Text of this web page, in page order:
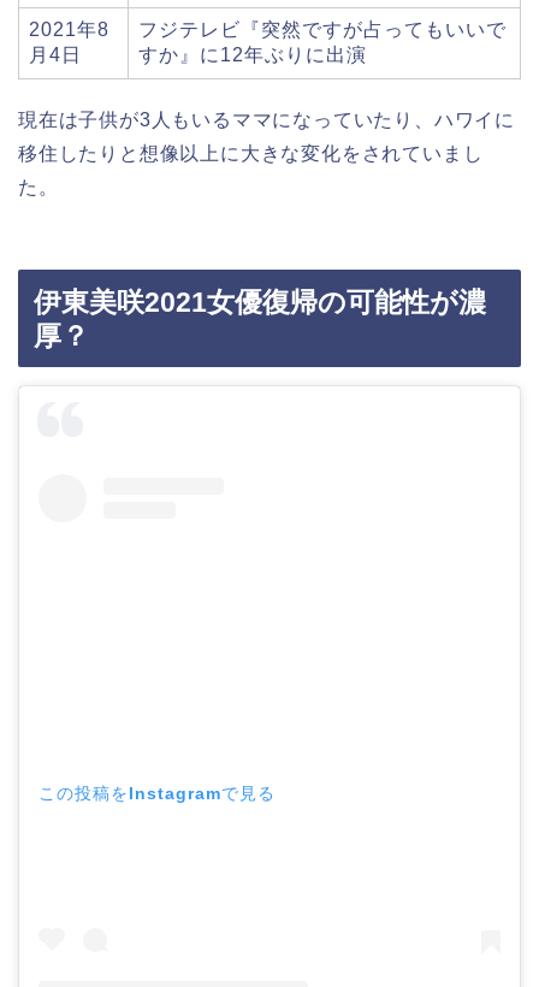
2021年8
月4日
フジテレビ『突然ですが占ってもいいで
すか』に12年ぶりに出演
現在は子供が3人もいるママになっていたり、ハワイに
移住したりと想像以上に大きな変化をされていまし
た。
伊東美咲2021女優復帰の可能性が濃
厚？
この投稿をInstagramで見る